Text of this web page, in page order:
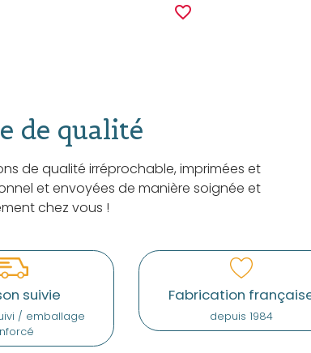
favorite_border
de qualité
de qualité irréprochable, imprimées et
et envoyées de manière soignée et
chez vous !
suivie
/ emballage
Fabrication
depuis 1984